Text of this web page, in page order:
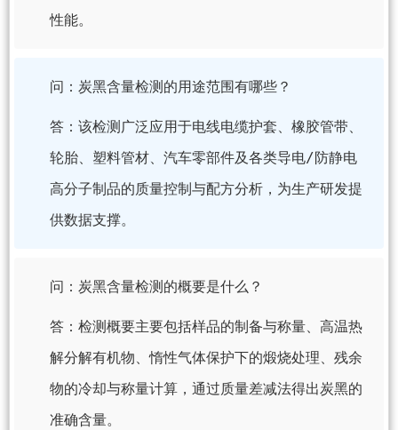
性能。
问：炭黑含量检测的用途范围有哪些？
答：该检测广泛应用于电线电缆护套、橡胶管带、
轮胎、塑料管材、汽车零部件及各类导电/防静电
高分子制品的质量控制与配方分析，为生产研发提
供数据支撑。
问：炭黑含量检测的概要是什么？
答：检测概要主要包括样品的制备与称量、高温热
解分解有机物、惰性气体保护下的煅烧处理、残余
物的冷却与称量计算，通过质量差减法得出炭黑的
准确含量。